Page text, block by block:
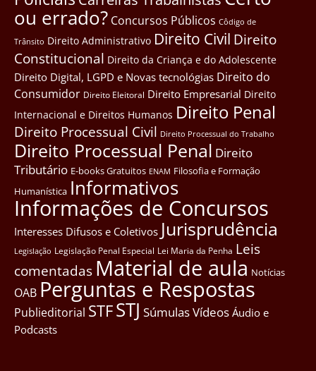
ou errado? Concursos Públicos Côdigo de
Trânsito Direito Administrativo Direito Civil Direito
Constitucional Direito da Criança e do Adolescente
Direito Digital, LGPD e Novas tecnológias Direito do
Consumidor Direito Eleitoral Direito Empresarial Direito
Internacional e Direitos Humanos Direito Penal
Direito Processual Civil Direito Processual do Trabalho
Direito Processual Penal Direito
Tributário E-books Gratuitos ENAM Filosofia e Formação
Humanística Informativos
Informações de Concursos
Interesses Difusos e Coletivos Jurisprudência
Legislação Legislação Penal Especial Lei Maria da Penha Leis
comentadas Material de aula Notícias
OAB Perguntas e Respostas
Publieditorial STFSTJ SúmulasVídeos Áudio e
Podcasts